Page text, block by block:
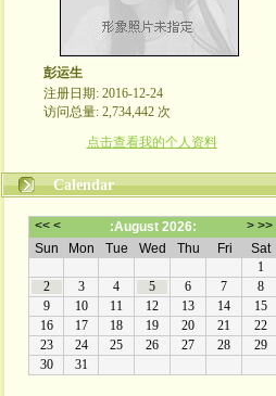
彭运生
注册日期: 2016-12-24
访问总量: 2,734,442 次
点击查看我的个人资料
Calendar